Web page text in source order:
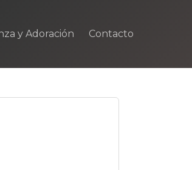
y Adoración Contacto